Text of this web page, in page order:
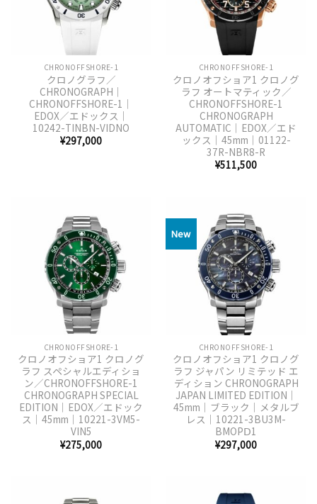
CHRONOFFSHORE-1
クロノグラフ／
CHRONOGRAPH｜
CHRONOFFSHORE-1｜
EDOX／エドックス｜
10242-TINBN-VIDNO
¥297,000
CHRONOFFSHORE-1
クロノオフショア1 クロノグ
ラフ オートマティック／
CHRONOFFSHORE-1
CHRONOGRAPH
AUTOMATIC｜EDOX／エド
ックス｜45mm｜01122-
37R-NBR8-R
¥511,500
CHRONOFFSHORE-1
クロノオフショア1 クロノグ
ラフ スペシャルエディショ
ン／CHRONOFFSHORE-1
CHRONOGRAPH SPECIAL
EDITION｜EDOX／エドック
ス｜45mm｜10221-3VM5-
VIN5
¥275,000
New
CHRONOFFSHORE-1
クロノオフショア1 クロノグ
ラフ ジャパン リミテッド エ
ディション CHRONOGRAPH
JAPAN LIMITED EDITION｜
45mm｜ブラック｜メタルブ
レス｜10221-3BU3M-
BMOPⅮ1
¥297,000